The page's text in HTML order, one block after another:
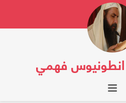
فهمي
Toggle navigation